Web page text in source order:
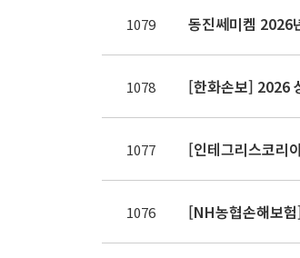
1079 동진쎄미켐 2026
1078 [한화손보] 2026
1077 [인테그리스코리
1076